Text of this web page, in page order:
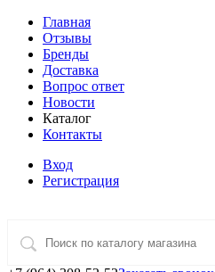
Главная
Отзывы
Бренды
Доставка
Вопрос ответ
Новости
Каталог
Контакты
Вход
Регистрация